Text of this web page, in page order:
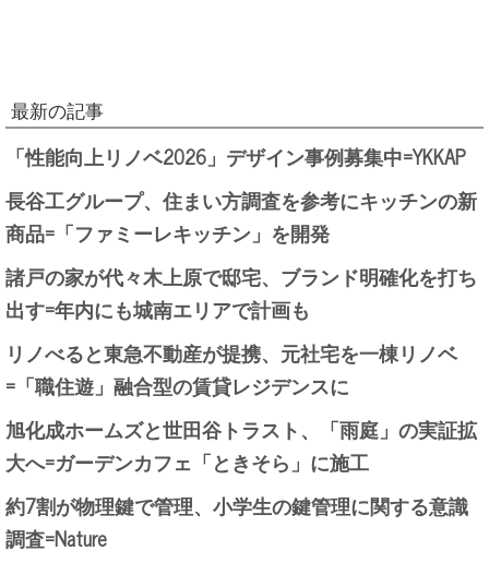
最新の記事
「性能向上リノベ2026」デザイン事例募集中=YKKAP
長谷工グループ、住まい方調査を参考にキッチンの新
商品=「ファミーレキッチン」を開発
諸戸の家が代々木上原で邸宅、ブランド明確化を打ち
出す=年内にも城南エリアで計画も
リノべると東急不動産が提携、元社宅を一棟リノベ
=「職住遊」融合型の賃貸レジデンスに
旭化成ホームズと世田谷トラスト、「雨庭」の実証拡
大へ=ガーデンカフェ「ときそら」に施工
約7割が物理鍵で管理、小学生の鍵管理に関する意識
調査=Nature